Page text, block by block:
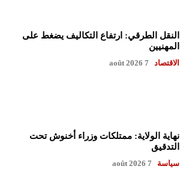
النقل الطرقي: ارتفاع التكاليف يضغط على
المهنيين
الاقتصاد 7 août 2026
نهاية الولاية: ممتلكات وزراء أخنوش تحت
التدقيق
سياسة 7 août 2026